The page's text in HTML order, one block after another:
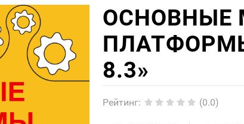
ОСНОВНЫЕ
8.3»
Рейтинг: (0.0)